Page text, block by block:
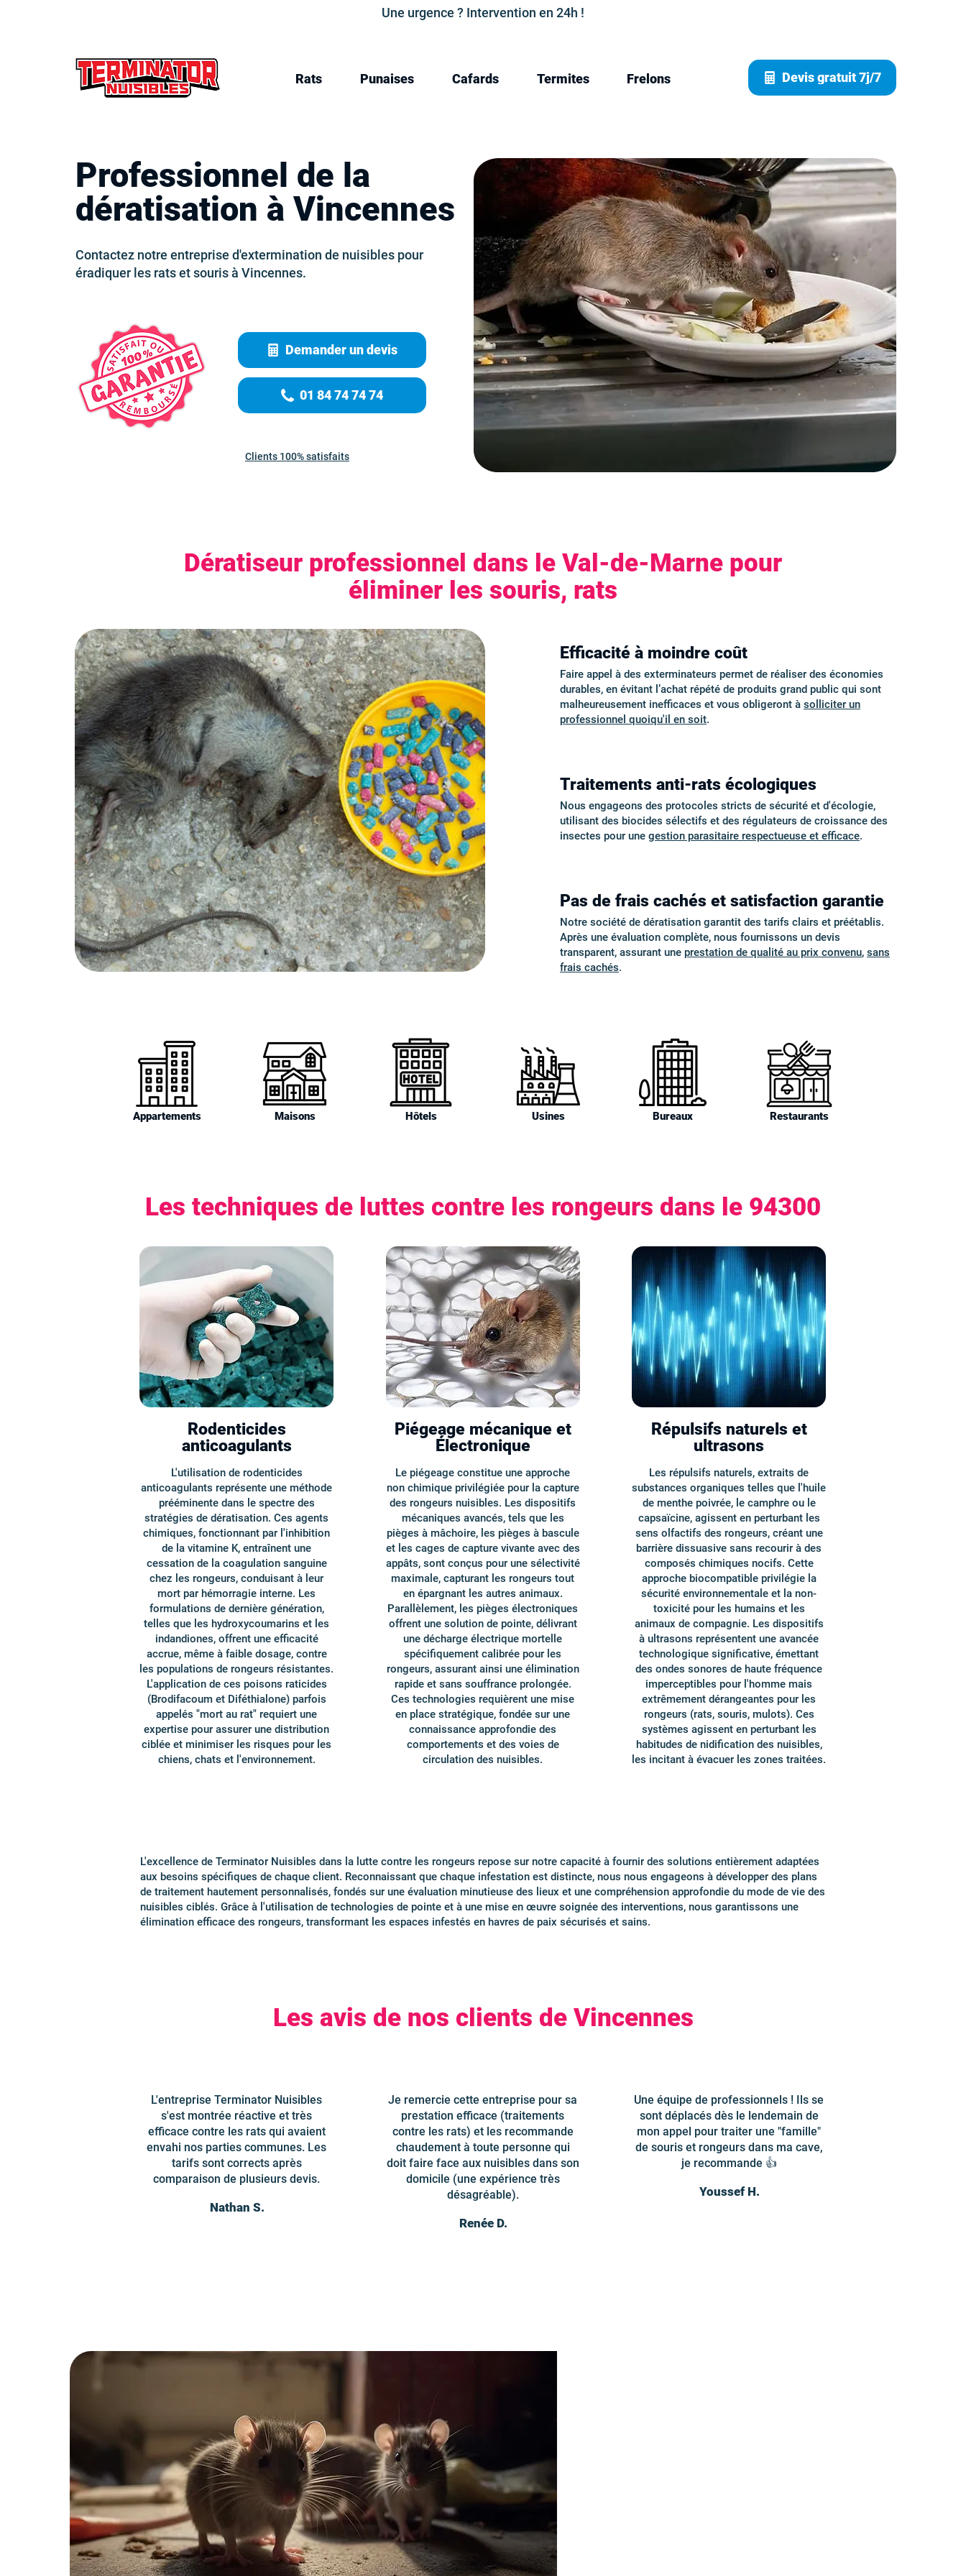
Une urgence ? Intervention en 24h !
Rats Punaises Cafards Termites Frelons Devis gratuit 7j/7
Professionnel de la
dératisation à Vincennes
Contactez notre entreprise d'extermination de nuisibles pour
éradiquer les rats et souris à Vincennes.
Demander un devis
01 84 74 74 74
Clients 100% satisfaits
Dératiseur professionnel dans le Val-de-Marne pour
éliminer les souris, rats
Efficacité à moindre coût
Faire appel à des exterminateurs permet de réaliser des économies
durables, en évitant l’achat répété de produits grand public qui sont
malheureusement inefficaces et vous obligeront à solliciter un
professionnel quoiqu'il en soit.
Traitements anti-rats écologiques
Nous engageons des protocoles stricts de sécurité et d'écologie,
utilisant des biocides sélectifs et des régulateurs de croissance des
insectes pour une gestion parasitaire respectueuse et efficace.
Pas de frais cachés et satisfaction garantie
Notre société de dératisation garantit des tarifs clairs et préétablis.
Après une évaluation complète, nous fournissons un devis
transparent, assurant une prestation de qualité au prix convenu, sans
frais cachés.
Appartements Maisons Hôtels Usines Bureaux Restaurants
Les techniques de luttes contre les rongeurs dans le 94300
Rodenticides
anticoagulants
L'utilisation de rodenticides
anticoagulants représente une méthode
prééminente dans le spectre des
stratégies de dératisation. Ces agents
chimiques, fonctionnant par l'inhibition
de la vitamine K, entraînent une
cessation de la coagulation sanguine
chez les rongeurs, conduisant à leur
mort par hémorragie interne. Les
formulations de dernière génération,
telles que les hydroxycoumarins et les
indandiones, offrent une efficacité
accrue, même à faible dosage, contre
les populations de rongeurs résistantes.
L'application de ces poisons raticides
(Brodifacoum et Diféthialone) parfois
appelés "mort au rat" requiert une
expertise pour assurer une distribution
ciblée et minimiser les risques pour les
chiens, chats et l'environnement.
Piégeage mécanique et
Électronique
Le piégeage constitue une approche
non chimique privilégiée pour la capture
des rongeurs nuisibles. Les dispositifs
mécaniques avancés, tels que les
pièges à mâchoire, les pièges à bascule
et les cages de capture vivante avec des
appâts, sont conçus pour une sélectivité
maximale, capturant les rongeurs tout
en épargnant les autres animaux.
Parallèlement, les pièges électroniques
offrent une solution de pointe, délivrant
une décharge électrique mortelle
spécifiquement calibrée pour les
rongeurs, assurant ainsi une élimination
rapide et sans souffrance prolongée.
Ces technologies requièrent une mise
en place stratégique, fondée sur une
connaissance approfondie des
comportements et des voies de
circulation des nuisibles.
Répulsifs naturels et
ultrasons
Les répulsifs naturels, extraits de
substances organiques telles que l'huile
de menthe poivrée, le camphre ou le
capsaïcine, agissent en perturbant les
sens olfactifs des rongeurs, créant une
barrière dissuasive sans recourir à des
composés chimiques nocifs. Cette
approche biocompatible privilégie la
sécurité environnementale et la non-
toxicité pour les humains et les
animaux de compagnie. Les dispositifs
à ultrasons représentent une avancée
technologique significative, émettant
des ondes sonores de haute fréquence
imperceptibles pour l'homme mais
extrêmement dérangeantes pour les
rongeurs (rats, souris, mulots). Ces
systèmes agissent en perturbant les
habitudes de nidification des nuisibles,
les incitant à évacuer les zones traitées.
L'excellence de Terminator Nuisibles dans la lutte contre les rongeurs repose sur notre capacité à fournir des solutions entièrement adaptées
aux besoins spécifiques de chaque client. Reconnaissant que chaque infestation est distincte, nous nous engageons à développer des plans
de traitement hautement personnalisés, fondés sur une évaluation minutieuse des lieux et une compréhension approfondie du mode de vie des
nuisibles ciblés. Grâce à l'utilisation de technologies de pointe et à une mise en œuvre soignée des interventions, nous garantissons une
élimination efficace des rongeurs, transformant les espaces infestés en havres de paix sécurisés et sains.
Les avis de nos clients de Vincennes
L'entreprise Terminator Nuisibles
s'est montrée réactive et très
efficace contre les rats qui avaient
envahi nos parties communes. Les
tarifs sont corrects après
comparaison de plusieurs devis.
Nathan S.
Je remercie cette entreprise pour sa
prestation efficace (traitements
contre les rats) et les recommande
chaudement à toute personne qui
doit faire face aux nuisibles dans son
domicile (une expérience très
désagréable).
Renée D.
Une équipe de professionnels ! Ils se
sont déplacés dès le lendemain de
mon appel pour traiter une "famille"
de souris et rongeurs dans ma cave,
je recommande 👍
Youssef H.